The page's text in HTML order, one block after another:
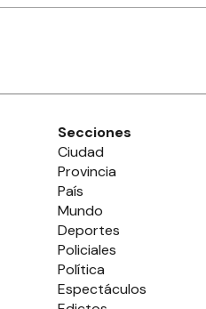
Secciones
Ciudad
Provincia
País
Mundo
Deportes
Policiales
Política
Espectáculos